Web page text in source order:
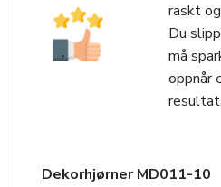
raskt
Du
må
oppnår
resultat.
Dekorhjørner MD011-10